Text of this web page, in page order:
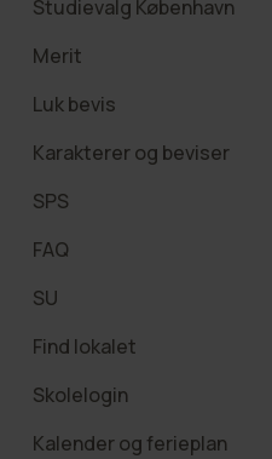
Studievalg København
Merit
Luk bevis
Karakterer og beviser
SPS
FAQ
SU
Find lokalet
Skolelogin
Kalender og ferieplan